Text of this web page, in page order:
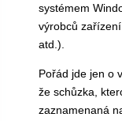
systémem
výrobců
atd.).
Pořád jde jen o
že schůzka,
zaznamenaná